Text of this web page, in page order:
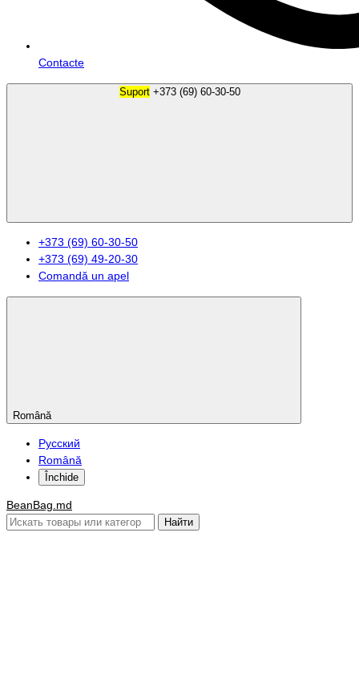
Contacte
Suport +373 (69) 60-30-50
+373 (69) 60-30-50
+373 (69) 49-20-30
Comandă un apel
Română
Русский
Română
Închide
BeanBag.md
Найти